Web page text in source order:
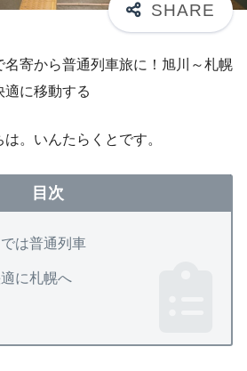
名寄から普通列車旅に！旭川～札幌
適に移動する
。いんたらくとです。
目次
は普通列車
に札幌へ